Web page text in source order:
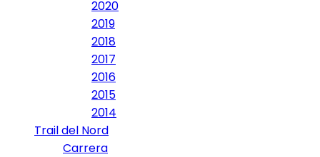
2020
2019
2018
2017
2016
2015
2014
Trail del Nord
Carrera